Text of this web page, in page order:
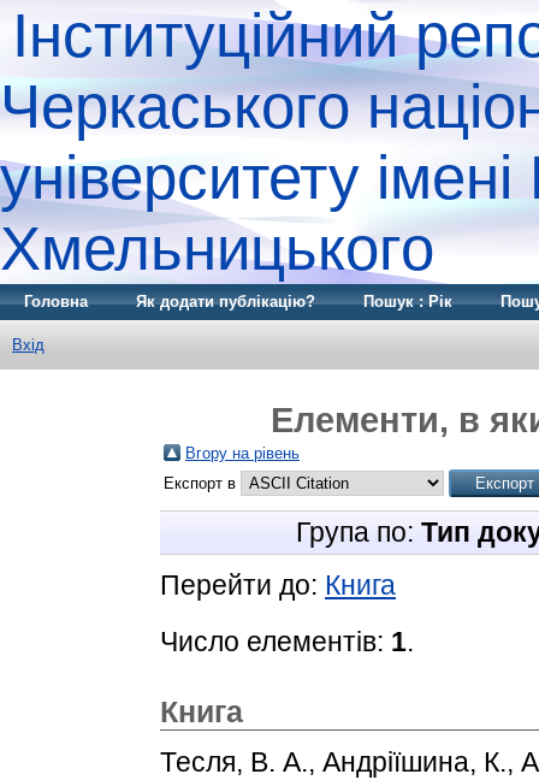
Інституційний
Черкаського
університету
Хмельницького
Головна Як додати публікацію? Пошук : Рік
Вхід
Елементи, в
Вгору на рівень
Експорт в
Група по: Тип
Перейти до: Книга
Число елементів: 1.
Книга
Тесля, В. А., Андріїшина, К.,